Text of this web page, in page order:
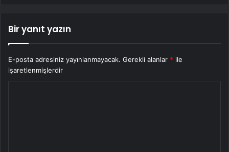
Bir yanıt yazın
E-posta adresiniz yayınlanmayacak. Gerekli alanlar * ile
işaretlenmişlerdir